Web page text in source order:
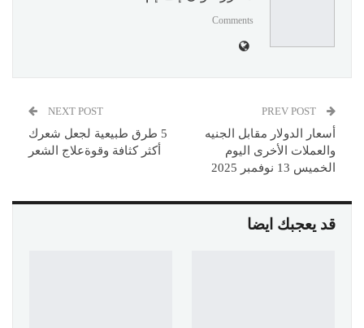
Comments
أسعار الدولار مقابل الجنيه
والعملات الأخرى اليوم
الخميس 13 نوفمبر 2025
NEXT POST
5 طرق طبيعية لجعل شعرك
أكثر كثافة وقوةعلاج الشعر
قد يعجبك ايضا